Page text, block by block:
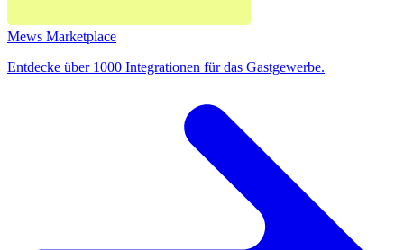
Mews Marketplace
Entdecke über 1000 Integrationen für das Gastgewerbe.